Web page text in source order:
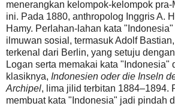
menerangkan kelompok-kelompok
ini. Pada 1880, anthropolog Inggris A.
Hamy. Perlahan-lahan kata
ilmuwan sosial, termasuk Adolf
terkenal dari Berlin, yang setuju
Logan serta memakai kata "Indonesia"
klasiknya, Indonesien oder die Inseln
Archipel, lima jilid terbitan 1884–1894.
membuat kata "Indonesia" jadi pindah